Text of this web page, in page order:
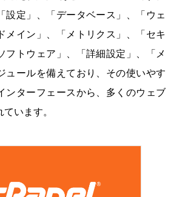
設定」、「データベース」、「ウェ
メイン」、「メトリクス」、「セキ
フトウェア」、「詳細設定」、「メ
ュールを備えており、その使いやす
ンターフェースから、多くのウェブ
います。